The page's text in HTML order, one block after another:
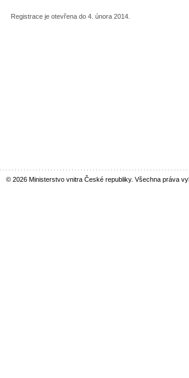
Registrace je otevřena do 4. února 2014.
© 2026 Ministerstvo vnitra České republiky. Všechna práva